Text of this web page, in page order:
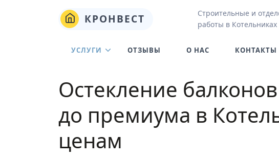
КРОНВЕСТ
Строительные и
работы в Котельниках
УСЛУГИ ОТЗЫВЫ О НАС КОНТАКТЫ
Остекление
до премиума в
ценам